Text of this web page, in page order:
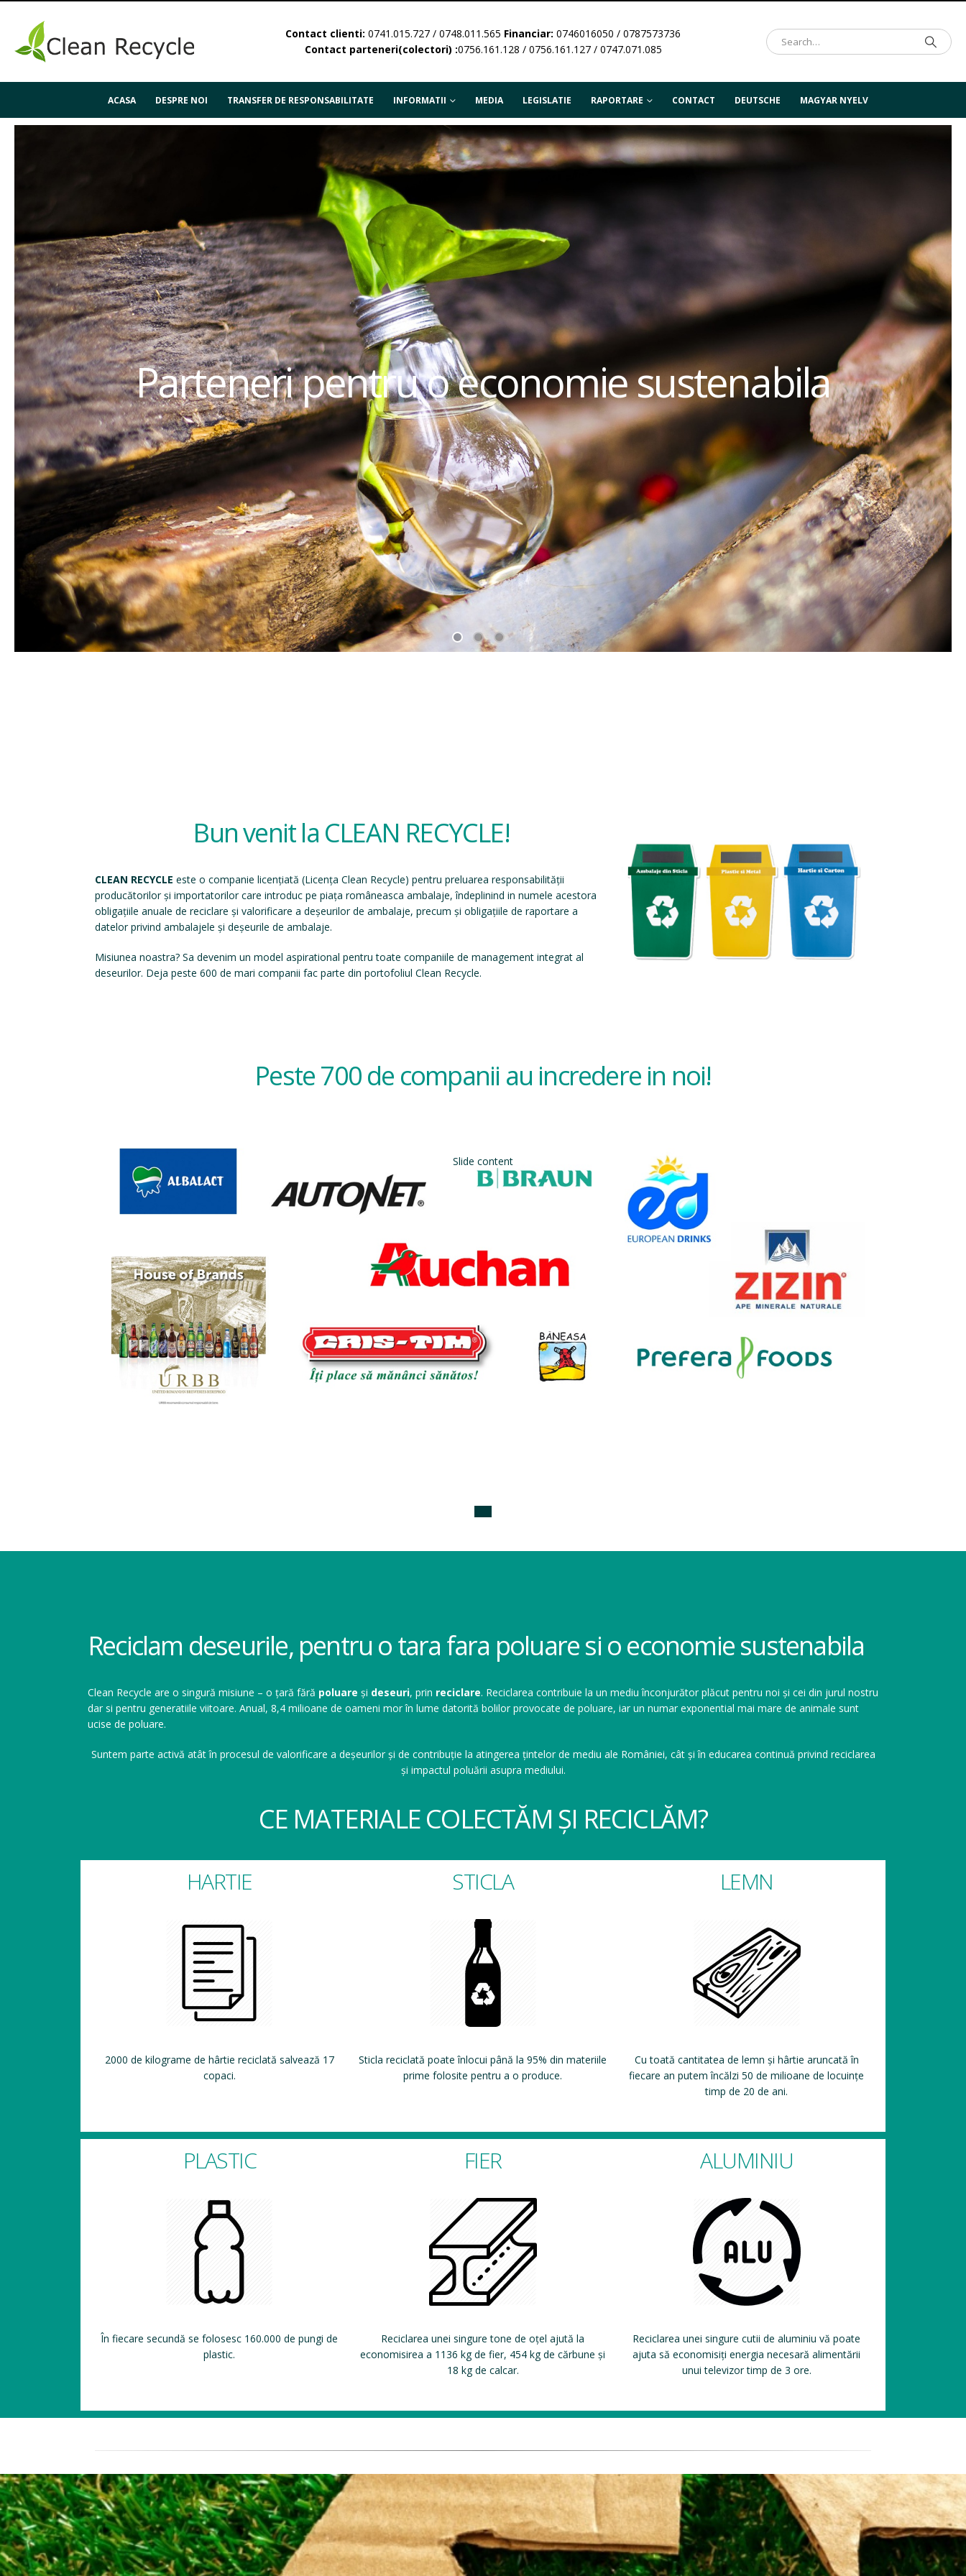
Contact clienti: 0741.015.727 / 0748.011.565 Financiar: 0746016050 / 0787573736
Contact parteneri(colectori) :0756.161.128 / 0756.161.127 / 0747.071.085
ACASA DESPRE NOI TRANSFER DE RESPONSABILITATE INFORMATII MEDIA LEGISLATIE RAPORTARE CONTACT DEUTSCHE MAGYAR NYELV
Parteneri pentru o economie sustenabila
Bun venit la CLEAN RECYCLE!
CLEAN RECYCLE este o companie licențiată (Licența Clean Recycle) pentru preluarea responsabilității
producătorilor și importatorilor care introduc pe piața româneasca ambalaje, îndeplinind in numele acestora
obligațiile anuale de reciclare și valorificare a deșeurilor de ambalaje, precum și obligațiile de raportare a
datelor privind ambalajele și deșeurile de ambalaje.
Misiunea noastra? Sa devenim un model aspirational pentru toate companiile de management integrat al
deseurilor. Deja peste 600 de mari companii fac parte din portofoliul Clean Recycle.
Peste 700 de companii au incredere in noi!
Slide content
Reciclam deseurile, pentru o tara fara poluare si o economie sustenabila
Clean Recycle are o singură misiune – o țară fără poluare și deseuri, prin reciclare. Reciclarea contribuie la un mediu înconjurător plăcut pentru noi și cei din jurul nostru
dar si pentru generatiile viitoare. Anual, 8,4 milioane de oameni mor în lume datorită bolilor provocate de poluare, iar un numar exponential mai mare de animale sunt
ucise de poluare.
Suntem parte activă atât în procesul de valorificare a deșeurilor și de contribuție la atingerea țintelor de mediu ale României, cât și în educarea continuă privind reciclarea
și impactul poluării asupra mediului.
CE MATERIALE COLECTĂM ȘI RECICLĂM?
HARTIE
2000 de kilograme de hârtie reciclată salvează 17
copaci.
STICLA
Sticla reciclată poate înlocui până la 95% din materiile
prime folosite pentru a o produce.
LEMN
Cu toată cantitatea de lemn și hârtie aruncată în
fiecare an putem încălzi 50 de milioane de locuințe
timp de 20 de ani.
PLASTIC
În fiecare secundă se folosesc 160.000 de pungi de
plastic.
FIER
Reciclarea unei singure tone de oțel ajută la
economisirea a 1136 kg de fier, 454 kg de cărbune și
18 kg de calcar.
ALUMINIU
Reciclarea unei singure cutii de aluminiu vă poate
ajuta să economisiți energia necesară alimentării
unui televizor timp de 3 ore.